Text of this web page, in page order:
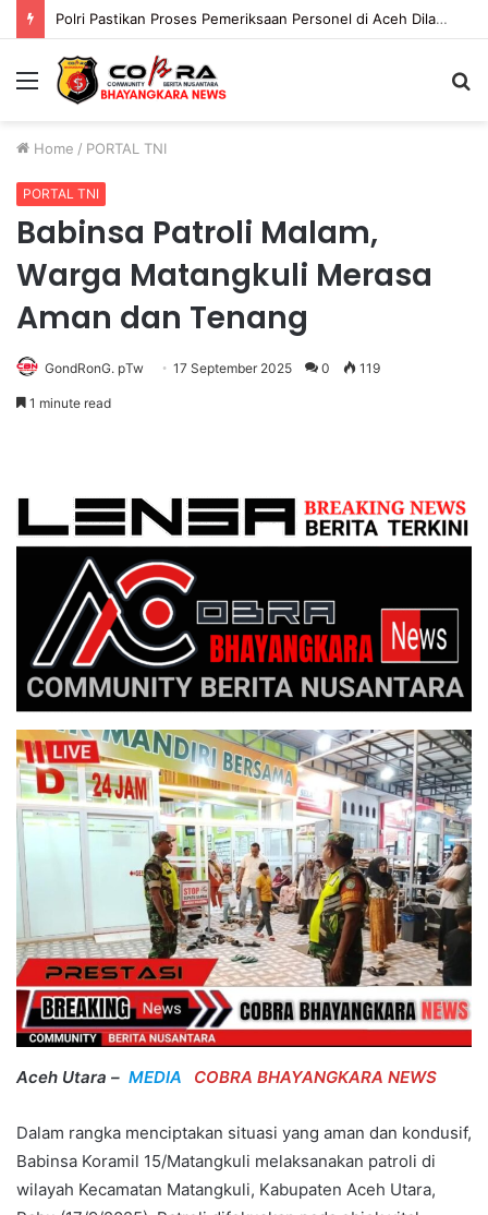
Polri Pastikan Proses Pemeriksaan Personel di Aceh Dilaksanakan Secara Profesional dan Transparan
Menu
Home / PORTAL TNI
PORTAL TNI
Babinsa Patroli Malam,
Warga Matangkuli Merasa
Aman dan Tenang
GondRonG. pTw 17 September 2025 0 119
1 minute read
Aceh Utara – MEDIA COBRA BHAYANGKARA NEWS
Dalam rangka menciptakan situasi yang aman dan kondusif,
Babinsa Koramil 15/Matangkuli melaksanakan patroli di
wilayah Kecamatan Matangkuli, Kabupaten Aceh Utara,